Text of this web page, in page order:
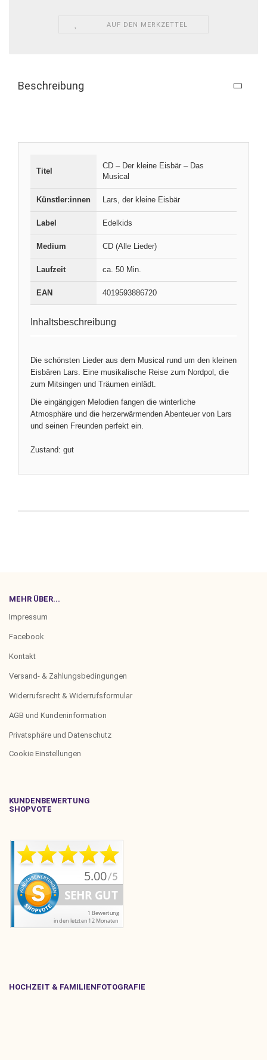
AUF DEN MERKZETTEL
Beschreibung
Titel
CD – Der kleine Eisbär – Das
Musical
Künstler:innen Lars, der kleine Eisbär
Label Edelkids
Medium CD (Alle Lieder)
Laufzeit ca. 50 Min.
EAN 4019593886720
Inhaltsbeschreibung
Die schönsten Lieder aus dem Musical rund um den kleinen
Eisbären Lars. Eine musikalische Reise zum Nordpol, die
zum Mitsingen und Träumen einlädt.
Die eingängigen Melodien fangen die winterliche
Atmosphäre und die herzerwärmenden Abenteuer von Lars
und seinen Freunden perfekt ein.
Zustand: gut
MEHR ÜBER...
Impressum
Facebook
Kontakt
Versand- & Zahlungsbedingungen
Widerrufsrecht & Widerrufsformular
AGB und Kundeninformation
Privatsphäre und Datenschutz
Cookie Einstellungen
KUNDENBEWERTUNG
SHOPVOTE
HOCHZEIT & FAMILIENFOTOGRAFIE